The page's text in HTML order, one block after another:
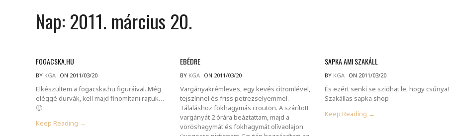
Nap: 2011. március 20.
FOGACSKA.HU
BY KGA ON 2011/03/20
Elkészültem a fogacska.hu figuráival. Még
eléggé durvák, kell majd finomítani rajtuk…
🙂
Keep Reading →
EBÉDRE
BY KGA ON 2011/03/20
Vargányakrémleves, egy kevés citromlével,
tejszínnel és friss petrezselyemmel.
Tálaláshoz fokhagymás crouton. A szárított
vargányát 2 órára beáztattam, majd a
vöröshagymát és fokhagymát olívaolajon
SAPKA AMI SZAKÁLL
BY KGA ON 2011/03/20
És ezért senki se szidhat le, hogy csúnya!
Szakállas sapka shop
Keep Reading →